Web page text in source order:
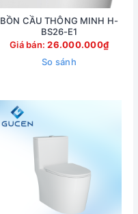
BỒN CẦU THÔNG MINH H-
BS26-E1
Giá bán:26.000.000₫
So sánh